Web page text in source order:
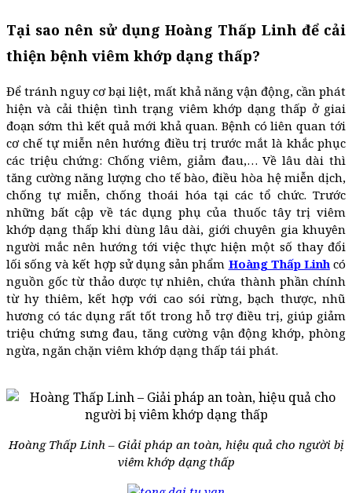
Tại sao nên sử dụng Hoàng Thấp Linh để cải
thiện bệnh viêm khớp dạng thấp?
Để tránh nguy cơ bại liệt, mất khả năng vận động, cần phát
hiện và cải thiện tình trạng viêm khớp dạng thấp ở giai
đoạn sớm thì kết quả mới khả quan. Bệnh có liên quan tới
cơ chế tự miễn nên hướng điều trị trước mắt là khắc phục
các triệu chứng: Chống viêm, giảm đau,… Về lâu dài thì
tăng cường năng lượng cho tế bào, điều hòa hệ miễn dịch,
chống tự miễn, chống thoái hóa tại các tổ chức. Trước
những bất cập về tác dụng phụ của thuốc tây trị viêm
khớp dạng thấp khi dùng lâu dài, giới chuyên gia khuyên
người mắc nên hướng tới việc thực hiện một số thay đổi
lối sống và kết hợp sử dụng sản phẩm Hoàng Thấp Linh có
nguồn gốc từ thảo dược tự nhiên, chứa thành phần chính
từ hy thiêm, kết hợp với cao sói rừng, bạch thược, nhũ
hương có tác dụng rất tốt trong hỗ trợ điều trị, giúp giảm
triệu chứng sưng đau, tăng cường vận động khớp, phòng
ngừa, ngăn chặn viêm khớp dạng thấp tái phát.
Hoàng Thấp Linh – Giải pháp an toàn, hiệu quả cho người bị
viêm khớp dạng thấp